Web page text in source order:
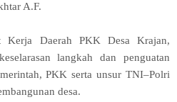
A.F.
Kerja Daerah PKK Desa Krajan,
langkah dan penguatan
PKK serta unsur TNI–Polri
desa.